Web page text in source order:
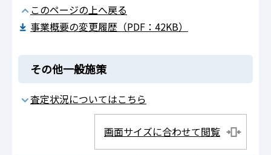
このページの上へ戻る
事業概要の変更履歴（PDF：42KB）
その他一般施策
査定状況についてはこちら
画面サイズに合わせて閲覧